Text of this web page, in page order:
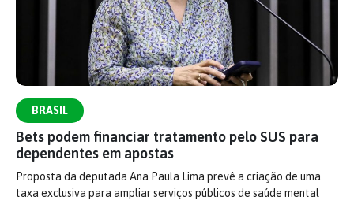
BRASIL
Bets podem financiar tratamento pelo SUS para
dependentes em apostas
Proposta da deputada Ana Paula Lima prevê a criação de uma
taxa exclusiva para ampliar serviços públicos de saúde mental